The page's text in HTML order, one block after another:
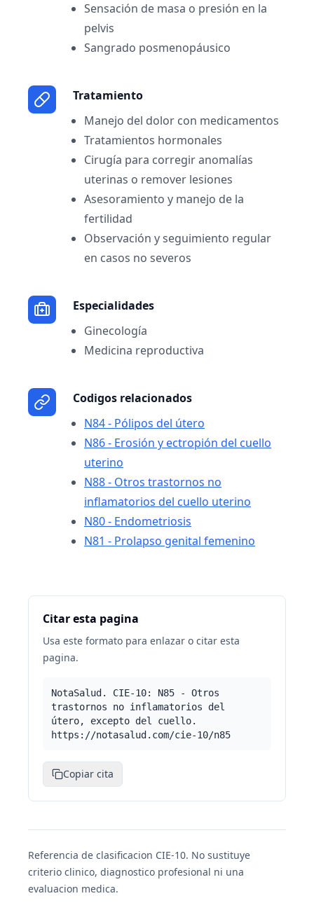
Sensación de masa o presión en la
pelvis
Sangrado posmenopáusico
Tratamiento
Manejo del dolor con medicamentos
Tratamientos hormonales
Cirugía para corregir anomalías
uterinas o remover lesiones
Asesoramiento y manejo de la
fertilidad
Observación y seguimiento regular
en casos no severos
Especialidades
Ginecología
Medicina reproductiva
Codigos relacionados
N84 - Pólipos del útero
N86 - Erosión y ectropión del cuello
uterino
N88 - Otros trastornos no
inflamatorios del cuello uterino
N80 - Endometriosis
N81 - Prolapso genital femenino
Citar esta pagina
Usa este formato para enlazar o citar esta
pagina.
NotaSalud. CIE-10: N85 - Otros
trastornos no inflamatorios del
útero, excepto del cuello.
https://notasalud.com/cie-10/n85
Copiar cita
Referencia de clasificacion CIE-10. No sustituye
criterio clinico, diagnostico profesional ni una
evaluacion medica.